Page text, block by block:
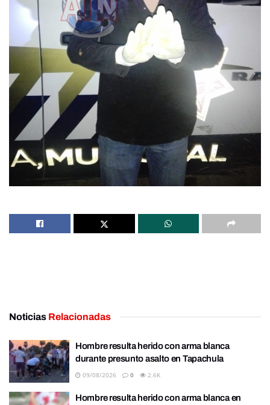
Noticias Relacionadas
Hombre resulta herido con arma blanca
durante presunto asalto en Tapachula
09/08/2026 0 2.6K
Hombre resulta herido con arma blanca en